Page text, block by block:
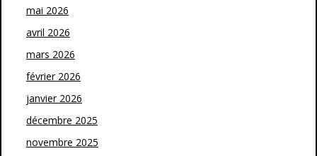
mai 2026
avril 2026
mars 2026
février 2026
janvier 2026
décembre 2025
novembre 2025